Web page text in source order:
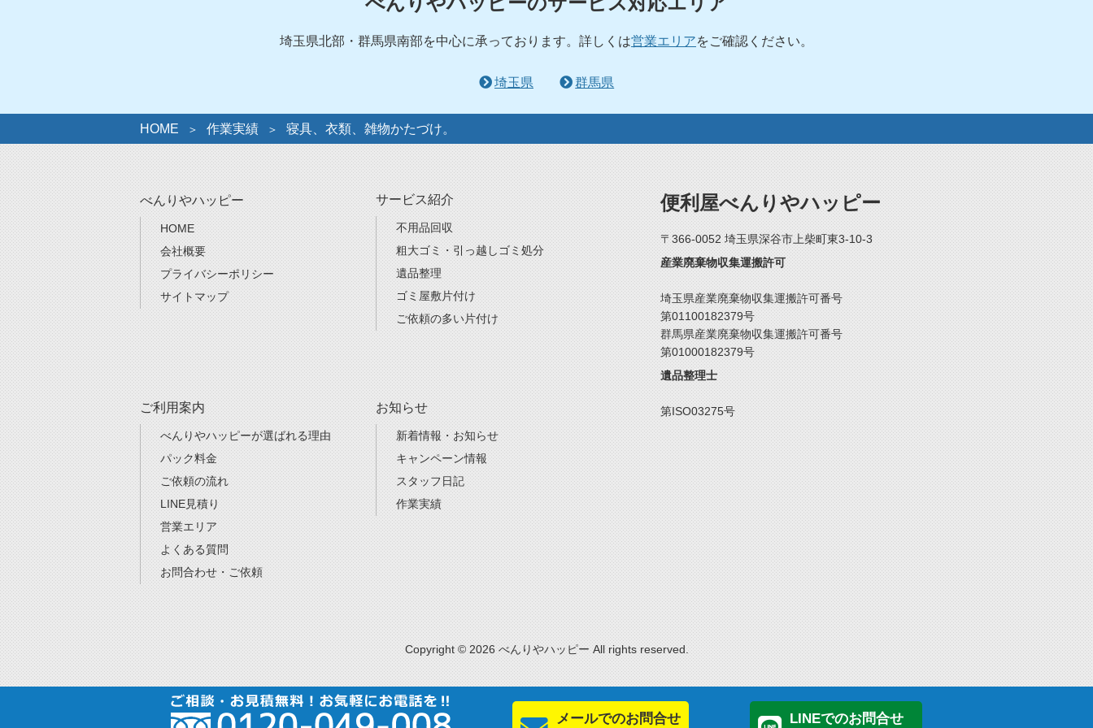
埼玉県北部・群馬県南部を中心に承っております。詳しくは営業エリアをご確認ください。
埼玉県 群馬県
HOME 作業実績 寝具、衣類、雑物かたづけ。
べんりやハッピー
HOME
会社概要
プライバシーポリシー
サイトマップ
サービス紹介
不用品回収
粗大ゴミ・引っ越しゴミ処分
遺品整理
ゴミ屋敷片付け
ご依頼の多い片付け
ご利用案内
べんりやハッピーが選ばれる理由
パック料金
ご依頼の流れ
LINE見積り
営業エリア
よくある質問
お問合わせ・ご依頼
お知らせ
新着情報・お知らせ
キャンペーン情報
スタッフ日記
作業実績
便利屋べんりやハッピー
〒366-0052 埼玉県深谷市上柴町東3-10-3
産業廃棄物収集運搬許可
埼玉県産業廃棄物収集運搬許可番号
第01100182379号
群馬県産業廃棄物収集運搬許可番号
第01000182379号
遺品整理士
第ISO03275号
Copyright © 2026 べんりやハッピー All rights reserved.
メールでのお問合せ LINEでのお問合せ